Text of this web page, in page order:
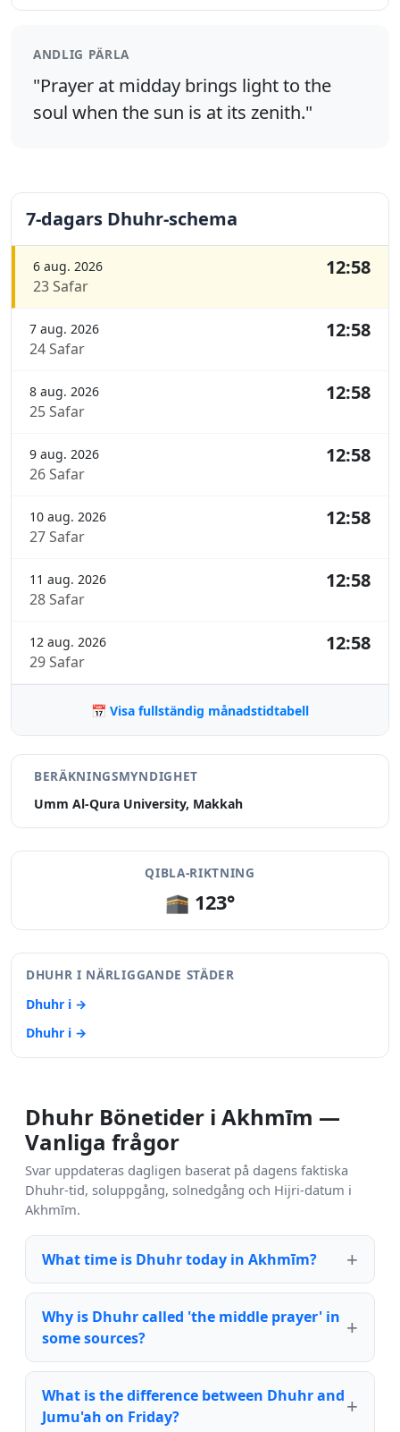
ANDLIG PÄRLA
"Prayer at midday brings light to the
soul when the sun is at its zenith."
7-dagars Dhuhr-schema
6 aug. 2026
23 Safar
12:58
7 aug. 2026
24 Safar
12:58
8 aug. 2026
25 Safar
12:58
9 aug. 2026
26 Safar
12:58
10 aug. 2026
27 Safar
12:58
11 aug. 2026
28 Safar
12:58
12 aug. 2026
29 Safar
12:58
📅 Visa fullständig månadstidtabell
BERÄKNINGSMYNDIGHET
Umm Al-Qura University, Makkah
QIBLA-RIKTNING
🕋 123°
DHUHR I NÄRLIGGANDE STÄDER
Dhuhr i →
Dhuhr i →
Dhuhr Bönetider i Akhmīm —
Vanliga frågor
Svar uppdateras dagligen baserat på dagens faktiska
Dhuhr-tid, soluppgång, solnedgång och Hijri-datum i
Akhmīm.
What time is Dhuhr today in Akhmīm?
Why is Dhuhr called 'the middle prayer' in
some sources?
What is the difference between Dhuhr and
Jumu'ah on Friday?